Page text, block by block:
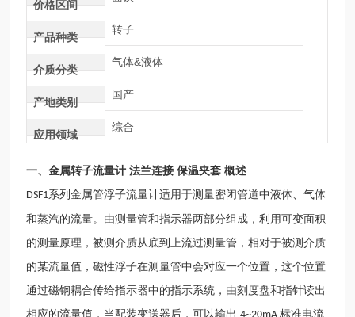
价格区间
产品种类
转子
介质分类
气体&液体
产地类别
国产
应用领域
综合
一、金属转子流量计 法兰连接 保温夹套 概述
DSF1系列金属管浮子流量计适用于测量密闭管道中液体、气体
和蒸汽的流量。由测量管和指示器两部分组成，利用可变面积
的测量原理，被测介质从底到上流过测量管，相对于被测介质
的某流量值，磁性浮子在测量管中会对应一个位置，这个位置
通过磁钢耦合传给指示器中的指示系统，由刻度盘和指针读出
相应的流量值，当配装变送器后，可以输出
标准电流